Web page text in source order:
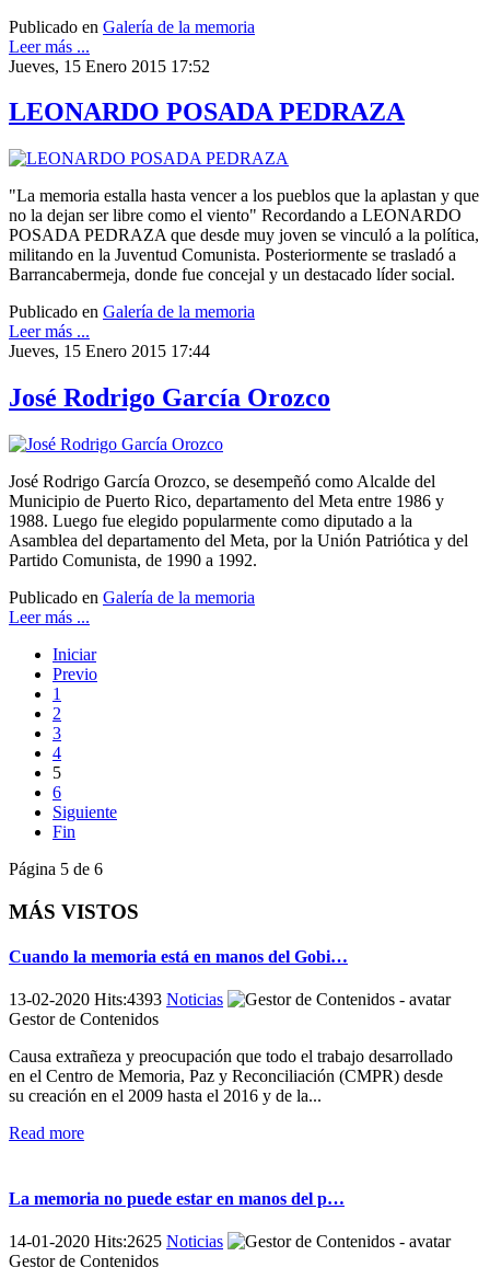
Publicado en Galería de la memoria
Leer más ...
Jueves, 15 Enero 2015 17:52
LEONARDO POSADA PEDRAZA
"La memoria estalla hasta vencer a los pueblos que la aplastan y que
no la dejan ser libre como el viento" Recordando a LEONARDO
POSADA PEDRAZA que desde muy joven se vinculó a la política,
militando en la Juventud Comunista. Posteriormente se trasladó a
Barrancabermeja, donde fue concejal y un destacado líder social.
Publicado en Galería de la memoria
Leer más ...
Jueves, 15 Enero 2015 17:44
José Rodrigo García Orozco
José Rodrigo García Orozco, se desempeñó como Alcalde del
Municipio de Puerto Rico, departamento del Meta entre 1986 y
1988. Luego fue elegido popularmente como diputado a la
Asamblea del departamento del Meta, por la Unión Patriótica y del
Partido Comunista, de 1990 a 1992.
Publicado en Galería de la memoria
Leer más ...
Iniciar
Previo
1
2
3
4
5
6
Siguiente
Fin
Página 5 de 6
MÁS VISTOS
Cuando la memoria está en manos del Gobi…
13-02-2020 Hits:4393 Noticias
Gestor de Contenidos
Causa extrañeza y preocupación que todo el trabajo desarrollado
en el Centro de Memoria, Paz y Reconciliación (CMPR) desde
su creación en el 2009 hasta el 2016 y de la...
Read more
La memoria no puede estar en manos del p…
14-01-2020 Hits:2625 Noticias
Gestor de Contenidos